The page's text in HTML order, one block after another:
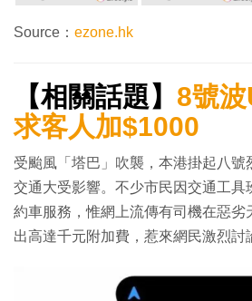
Source： ezone.hk
【相關話題】 8號
求客人加$1000
受颱風「塔巴」吹襲，本港掛起八號
交通大受影響。不少市民因交通工具
約車服務，惟網上流傳有司機在惡劣
出高達千元附加費，惹來網民激烈討